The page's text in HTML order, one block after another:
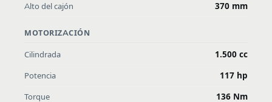
Alto del cajón 370 mm
MOTORIZACIÓN
Cilindrada 1.500 cc
Potencia 117 hp
Torque 136 Nm